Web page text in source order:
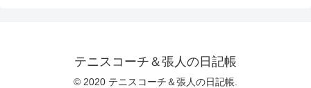
テニスコーチ＆張人の日記帳
© 2020 テニスコーチ＆張人の日記帳.